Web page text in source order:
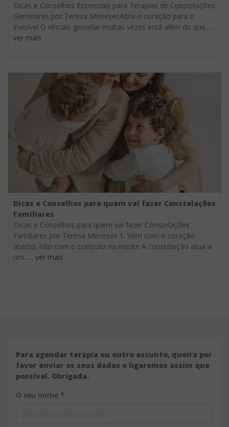
Dicas e Conselhos Essenciais para Terapias de Constelações
Gemelares por Teresa MenesesAbra o coração para o
invisível O vínculo gemelar muitas vezes está além do que......
ver mais
Dicas e Conselhos para quem vai fazer Constelações
Familiares
Dicas e Conselhos para quem vai fazer Constelações
Familiares por Teresa Meneses 1. Vem com o coração
aberto, não com o controlo na mente A constelação atua a
um...... ver mais
Para agendar terapia ou outro assunto, queira por
favor enviar os seus dados e ligaremos assim que
possível. Obrigada.
O seu nome *